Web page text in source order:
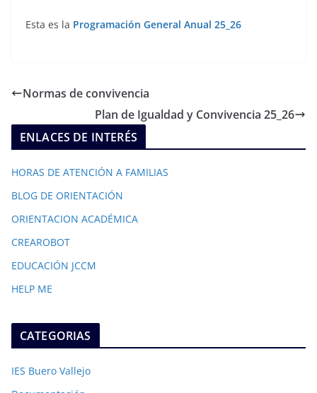
Esta es la Programación General Anual 25_26
Normas de convivencia
Plan de Igualdad y Convivencia 25_26
ENLACES DE INTERÉS
HORAS DE ATENCIÓN A FAMILIAS
BLOG DE ORIENTACIÓN
ORIENTACION ACADÉMICA
CREAROBOT
EDUCACIÓN JCCM
HELP ME
CATEGORIAS
IES Buero Vallejo